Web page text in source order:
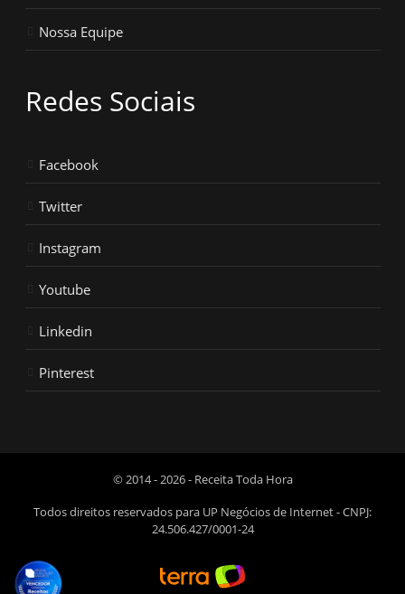
Nossa Equipe
Redes Sociais
Facebook
Twitter
Instagram
Youtube
Linkedin
Pinterest
© 2014 - 2026 - Receita Toda Hora
Todos direitos reservados para UP Negócios de Internet - CNPJ:
24.506.427/0001-24